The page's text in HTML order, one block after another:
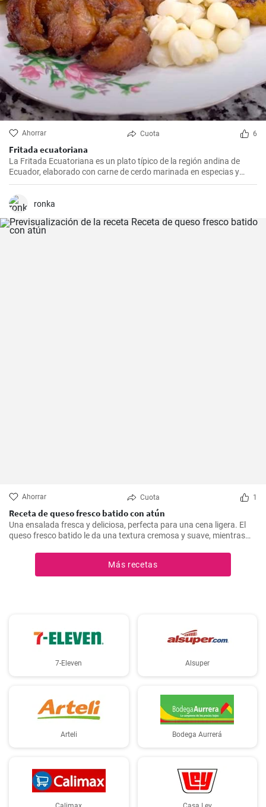
Ahorrar Cuota 6
Fritada ecuatoriana
La Fritada Ecuatoriana es un plato típico de la región andina de
Ecuador, elaborado con carne de cerdo marinada en especias y
cocinada a fuego lento en una olla con agua hasta que quede suave
y tierna.
ronka
Ahorrar Cuota 1
Receta de queso fresco batido con atún
Una ensalada fresca y deliciosa, perfecta para una cena ligera. El
queso fresco batido le da una textura cremosa y suave, mientras
acompañada de tostadas o pan integral.
Más recetas
7-Eleven Alsuper
Arteli Bodega Aurrerá